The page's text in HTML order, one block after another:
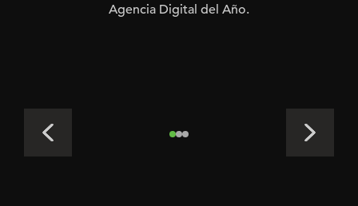
Agencia Digital del Año.